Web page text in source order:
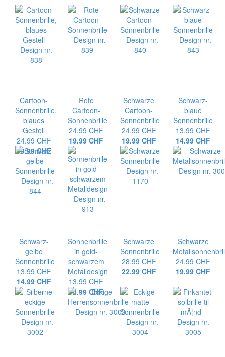
Cartoon-
Sonnenbrille,
blaues
Gestell
24.99 CHF
19.99 CHF
Rote
Cartoon-
Sonnenbrille
24.99 CHF
19.99 CHF
Schwarze
Cartoon-
Sonnenbrille
24.99 CHF
19.99 CHF
Schwarz-
blaue
Sonnenbrille
13.99 CHF
14.99 CHF
Schwarz-
gelbe
Sonnenbrille
13.99 CHF
14.99 CHF
Sonnenbrille
in gold-
schwarzem
Metalldesign
13.99 CHF
14.99 CHF
Schwarze
Sonnenbrille
28.99 CHF
22.99 CHF
Schwarze
24.99 CHF
19.99 CHF